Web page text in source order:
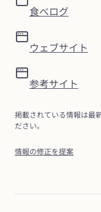
食べログ
ウェブサイト
参考サイト
掲載されている情報は最
ださい。
情報の修正を提案